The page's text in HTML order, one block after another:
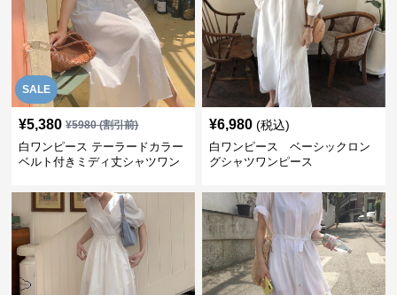
SALE
¥5,380 ¥5980(割引前)
白ワンピース テーラードカラー
ベルト付きミディ丈シャツワン
¥6,980 (税込)
白ワンピース ベーシックロン
グシャツワンピース